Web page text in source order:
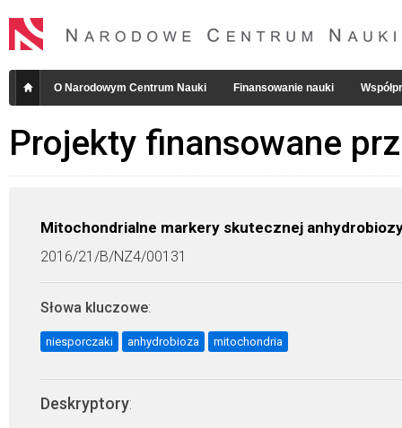
O Narodowym Centrum Nauki Finansowanie nauki
Projekty finansowane
Mitochondrialne markery skutecznej
2016/21/B/NZ4/00131
Słowa kluczowe:
niesporczaki anhydrobioza mitochondria
Deskryptory: